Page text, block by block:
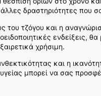
δραστηριότητες που
τζόγου και η
χρήσιμη.
και η
μπορεί να σας